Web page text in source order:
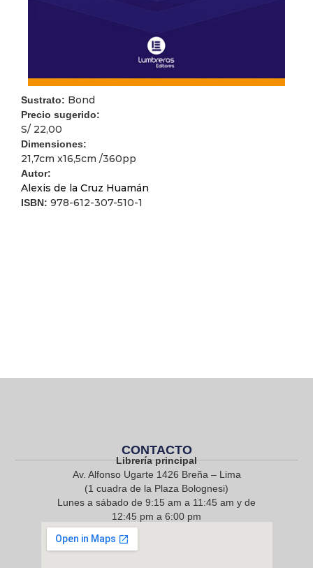
Sustrato: Bond
Precio sugerido:
S/ 22,00
Dimensiones:
21,7cm x16,5cm /360pp
Autor:
Alexis de la Cruz Huamán
ISBN: 978-612-307-510-1
CONTACTO
Librería principal
Av. Alfonso Ugarte 1426 Breña – Lima
(1 cuadra de la Plaza Bolognesi)
Lunes a sábado de 9:15 am a 11:45 am y de
12:45 pm a 6:00 pm
968 217 912